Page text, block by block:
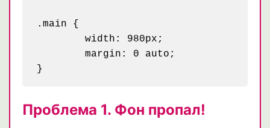
.main {
Проблема 1. Фон пропал!